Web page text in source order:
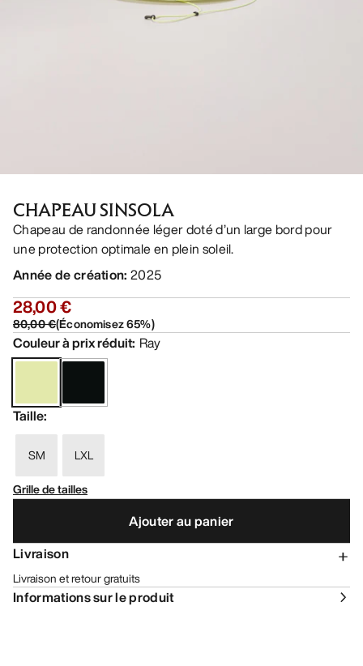
CHAPEAU SINSOLA
Chapeau de randonnée léger doté d’un large bord pour
une protection optimale en plein soleil.
Année de création: 2025
28,00 €
80,00 €(Économisez65%)
Couleur à prix réduit: Ray
Taille:
SM
LXL
Grille de tailles
Ajouter au panier
Livraison
Livraison et retour gratuits
Informations sur le produit